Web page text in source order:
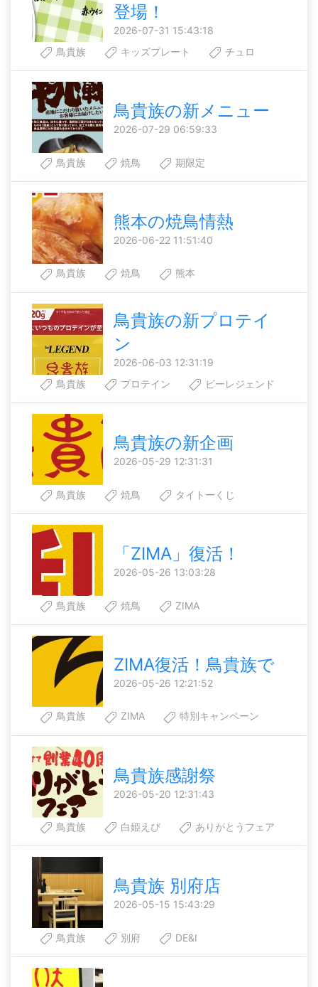
登場！
2026-07-31 15:43:18
鳥貴族
キッズプレート チュロ
鳥貴族の新メニュー
2026-07-29 06:59:33
鳥貴族 焼鳥 期限定
熊本の焼鳥情熱
2026-06-22 11:51:40
鳥貴族 焼鳥 熊本
鳥貴族の新プロテイ
ン
2026-06-03 12:31:19
鳥貴族
プロテイン ビーレジェンド
鳥貴族の新企画
2026-05-29 12:31:31
鳥貴族 焼鳥 タイトーくじ
「ZIMA」復活！
2026-05-26 13:03:28
鳥貴族 焼鳥 ZIMA
ZIMA復活！鳥貴族で
2026-05-26 12:21:52
鳥貴族 ZIMA 特別キャンペーン
鳥貴族感謝祭
2026-05-20 12:31:43
鳥貴族 白姫えび ありがとうフェア
鳥貴族 別府店
2026-05-15 15:43:29
鳥貴族 別府 DE&I